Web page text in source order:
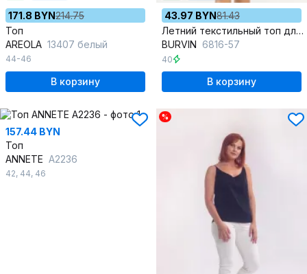
171.8 BYN214.75
Топ
AREOLA 13407 белый
44-46
В корзину
43.97 BYN81.43
Летний текстильный топ для повседневных образов
BURVIN 6816-57
40
В корзину
157.44 BYN
Топ
ANNETE A2236
42, 44, 46
%